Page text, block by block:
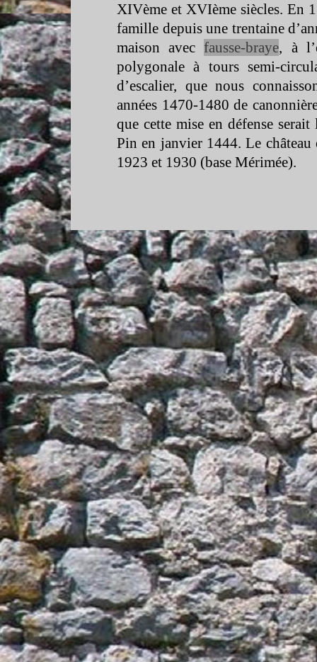
XIVème et XVIème siècles. En
famille depuis une trentaine
maison avec fausse-braye, à
polygonale à tours semi-
d’escalier, que nous
années 1470-1480 de
que cette mise en défense
Pin en janvier 1444. Le château
1923 et 1930 (base Mérimée).